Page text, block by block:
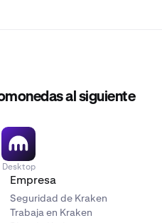
al siguiente
Desktop
Empresa
Seguridad de Kraken
Trabaja en Kraken